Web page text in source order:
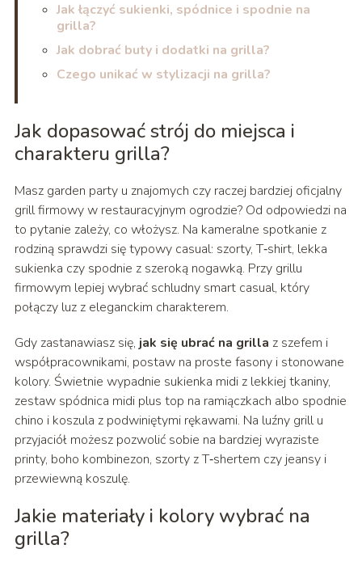
Jak łączyć sukienki, spódnice i spodnie na
grilla?
Jak dobrać buty i dodatki na grilla?
Czego unikać w stylizacji na grilla?
Jak dopasować strój do miejsca i
charakteru grilla?
Masz garden party u znajomych czy raczej bardziej oficjalny
grill firmowy w restauracyjnym ogrodzie? Od odpowiedzi na
to pytanie zależy, co włożysz. Na kameralne spotkanie z
rodziną sprawdzi się typowy casual: szorty, T‑shirt, lekka
sukienka czy spodnie z szeroką nogawką. Przy grillu
firmowym lepiej wybrać schludny smart casual, który
połączy luz z eleganckim charakterem.
Gdy zastanawiasz się, jak się ubrać na grilla z szefem i
współpracownikami, postaw na proste fasony i stonowane
kolory. Świetnie wypadnie sukienka midi z lekkiej tkaniny,
zestaw spódnica midi plus top na ramiączkach albo spodnie
chino i koszula z podwiniętymi rękawami. Na luźny grill u
przyjaciół możesz pozwolić sobie na bardziej wyraziste
printy, boho kombinezon, szorty z T‑shertem czy jeansy i
przewiewną koszulę.
Jakie materiały i kolory wybrać na
grilla?